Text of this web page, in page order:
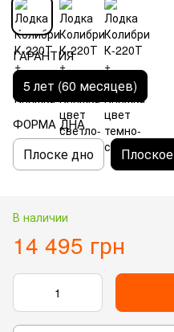
ГАРАНТИЯ
5 лет (60 месяцев)
ФОРМА ДНА
Плоске дно Плоское
В наличии
14 495 грн